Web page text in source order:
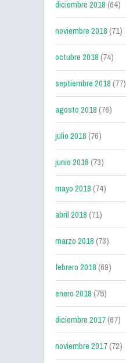
diciembre 2018(64)
noviembre 2018(71)
octubre 2018(74)
septiembre 2018(77)
agosto 2018(76)
julio 2018(76)
junio 2018(73)
mayo 2018(74)
abril 2018(71)
marzo 2018(73)
febrero 2018(69)
enero 2018(75)
diciembre 2017(67)
noviembre 2017(72)